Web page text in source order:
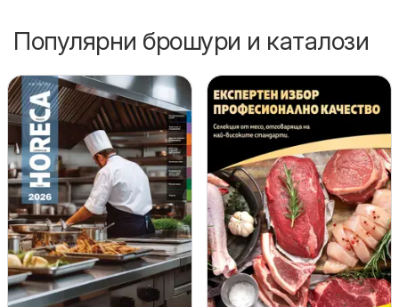
Популярни брошури и каталози